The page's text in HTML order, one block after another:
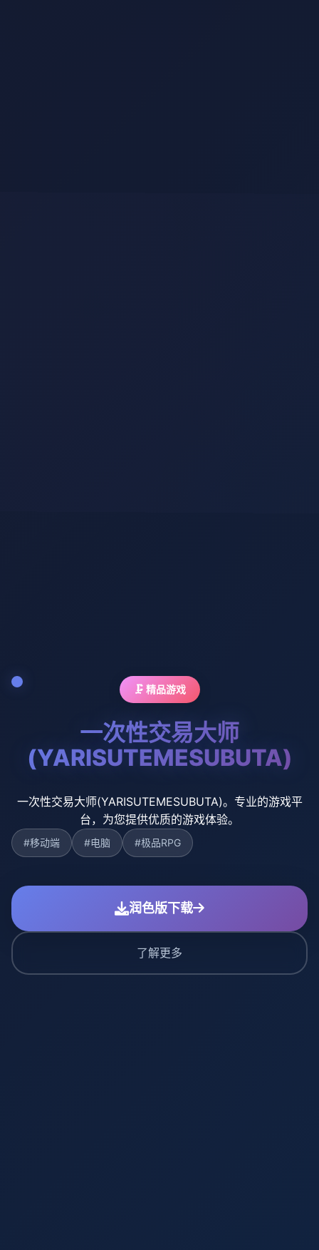
🗜️ 精品游戏
一次性交易大师
(YARISUTEMESUBUTA)
一次性交易大师(YARISUTEMESUBUTA)。专业的游戏平
台，为您提供优质的游戏体验。
#移动端 #电脑 #极品RPG
润色版下载
了解更多